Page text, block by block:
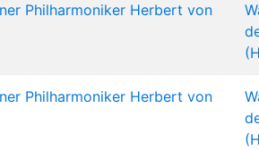
Philharmoniker Herbert von
Philharmoniker Herbert von